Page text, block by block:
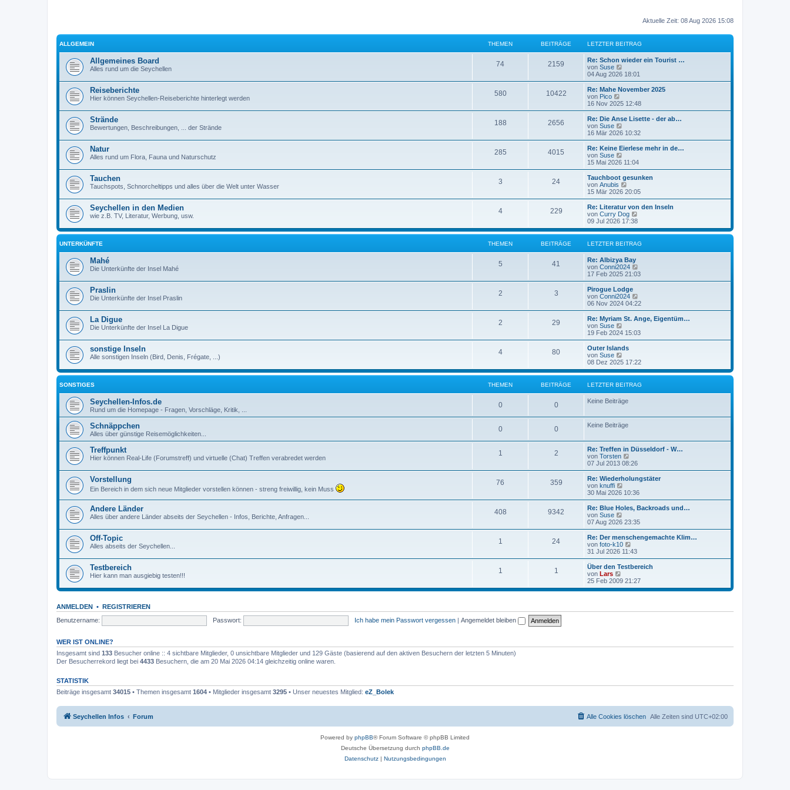
Aktuelle Zeit: 08 Aug 2026 15:08
ALLGEMEIN THEMEN BEITRÄGE LETZTER BEITRAG
Allgemeines Board
Alles rund um die Seychellen
74 2159
Re: Schon wieder ein Tourist …
von Suse
e
u
e
t
B
e
i
r
g
04 Aug 2026 18:01
Reiseberichte
Hier können Seychellen-Reiseberichte hinterlegt werden
580 10422
Re: Mahe November 2025
von Pico
e
u
e
s
t
r
B
e
i
r
a
g
16 Nov 2025 12:48
Strände
Bewertungen, Beschreibungen, ... der Strände
188 2656
Re: Die Anse Lisette - der ab…
von Suse
e
u
e
t
B
e
i
r
a
g
16 Mär 2026 10:32
Natur
Alles rund um Flora, Fauna und Naturschutz
285 4015
Re: Keine Eierlese mehr in de…
von Suse
e
u
e
s
t
B
e
i
t
a
g
15 Mai 2026 11:04
Tauchen
Tauchspots, Schnorcheltipps und alles über die Welt unter Wasser
3 24
Tauchboot gesunken
von Anubis
e
u
e
s
t
r
B
e
i
t
r
a
g
15 Mär 2026 20:05
Seychellen in den Medien
wie z.B. TV, Literatur, Werbung, usw.
4 229
Re: Literatur von den Inseln
von Curry Dog
u
e
s
e
i
a
g
09 Jul 2026 17:38
UNTERKÜNFTE THEMEN BEITRÄGE LETZTER BEITRAG
Mahé
Die Unterkünfte der Insel Mahé
5 41
Re: Albizya Bay
von Conni2024
e
u
t
B
e
i
g
17 Feb 2025 21:03
Praslin
Die Unterkünfte der Insel Praslin
2 3
Pirogue Lodge
von Conni2024
e
u
e
t
e
i
t
a
g
06 Nov 2024 04:22
La Digue
Die Unterkünfte der Insel La Digue
2 29
Re: Myriam St. Ange, Eigentüm…
von Suse
e
u
e
t
r
B
e
i
t
a
g
19 Feb 2024 15:03
sonstige Inseln
Alle sonstigen Inseln (Bird, Denis, Frégate, ...)
4 80
Outer Islands
von Suse
e
u
e
s
r
e
i
a
g
08 Dez 2025 17:22
SONSTIGES THEMEN BEITRÄGE LETZTER BEITRAG
Seychellen-Infos.de
Rund um die Homepage - Fragen, Vorschläge, Kritik, ...
0 0 Keine Beiträge
Schnäppchen
Alles über günstige Reisemöglichkeiten...
0 0 Keine Beiträge
Treffpunkt
Hier können Real-Life (Forumstreff) und virtuelle (Chat) Treffen verabredet werden
1 2
Re: Treffen in Düsseldorf - W…
von Torsten
e
u
e
t
B
e
i
r
a
g
07 Jul 2013 08:26
Vorstellung
Ein Bereich in dem sich neue Mitglieder vorstellen können - streng freiwillig, kein Muss
76 359
Re: Wiederholungstäter
von knuffi
e
u
e
t
B
e
i
r
g
30 Mai 2026 10:36
Andere Länder
Alles über andere Länder abseits der Seychellen - Infos, Berichte, Anfragen...
408 9342
Re: Blue Holes, Backroads und…
von Suse
e
u
e
s
t
B
e
t
g
07 Aug 2026 23:35
Off-Topic
Alles abseits der Seychellen...
1 24
Re: Der menschengemachte Klim…
von foto-k10
e
u
e
t
r
i
31 Jul 2026 11:43
Testbereich
Hier kann man ausgiebig testen!!!
1 1
Über den Testbereich
von Lars
e
u
25 Feb 2009 21:27
ANMELDEN • REGISTRIEREN
Benutzername:
Passwort: Ich habe mein Passwort vergessen | Angemeldet bleiben
WER IST ONLINE?
Insgesamt sind 133 Besucher online :: 4 sichtbare Mitglieder, 0 unsichtbare Mitglieder und 129 Gäste (basierend auf den aktiven Besuchern der letzten 5 Minuten)
Der Besucherrekord liegt bei 4433 Besuchern, die am 20 Mai 2026 04:14 gleichzeitig online waren.
STATISTIK
Beiträge insgesamt 34015 • Themen insgesamt 1604 • Mitglieder insgesamt 3295 • Unser neuestes Mitglied: eZ_Bolek
Seychellen Infos Forum Alle Zeiten sind UTC+02:00
Alle Cookies löschen
Powered by phpBB® Forum Software © phpBB Limited
Deutsche Übersetzung durch phpBB.de
Datenschutz| Nutzungsbedingungen